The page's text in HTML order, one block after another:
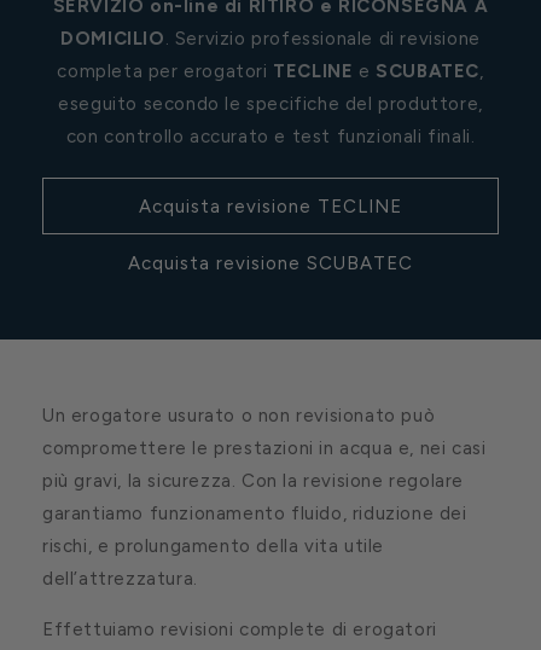
SERVIZIO on-line di RITIRO e RICONSEGNA A
DOMICILIO. Servizio professionale di revisione
completa per erogatori TECLINE e SCUBATEC,
eseguito secondo le specifiche del produttore,
con controllo accurato e test funzionali finali.
Acquista revisione TECLINE
Acquista revisione SCUBATEC
Un erogatore usurato o non revisionato può
compromettere le prestazioni in acqua e, nei casi
più gravi, la sicurezza. Con la revisione regolare
garantiamo funzionamento fluido, riduzione dei
rischi, e prolungamento della vita utile
dell’attrezzatura.
Effettuiamo revisioni complete di erogatori